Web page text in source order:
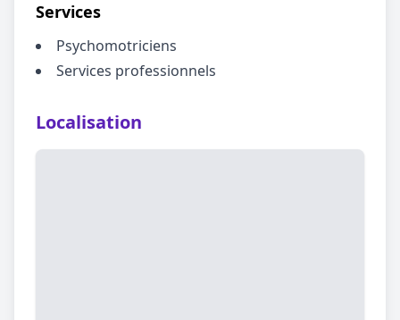
Services
Psychomotriciens
Services professionnels
Localisation